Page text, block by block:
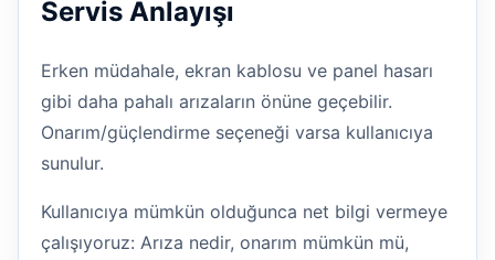
Servis Anlayışı
Erken müdahale, ekran kablosu ve panel hasarı
gibi daha pahalı arızaların önüne geçebilir.
Onarım/güçlendirme seçeneği varsa kullanıcıya
sunulur.
Kullanıcıya mümkün olduğunca net bilgi vermeye
çalışıyoruz: Arıza nedir, onarım mümkün mü,